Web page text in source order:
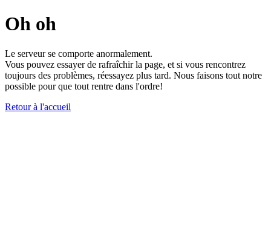
Oh oh
Le serveur se comporte anormalement.
Vous pouvez essayer de rafraîchir la page, et si vous rencontrez
toujours des problèmes, réessayez plus tard. Nous faisons tout notre
possible pour que tout rentre dans l'ordre!
Retour à l'accueil